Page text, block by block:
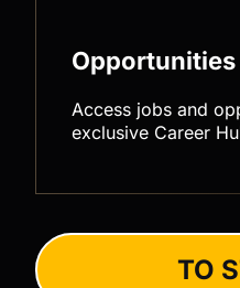
Opportunities
Access jobs and
exclusive Career
TO